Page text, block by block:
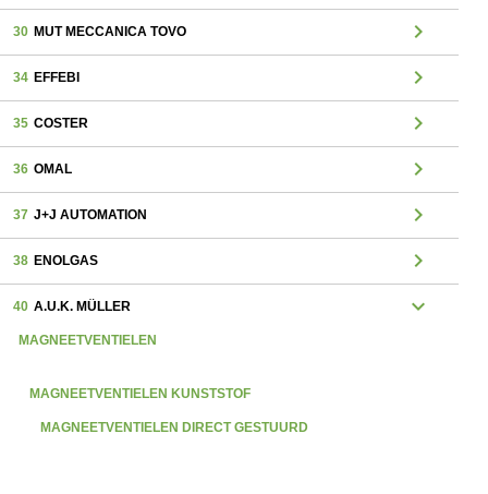
30 MUT MECCANICA TOVO chevron_right
34 EFFEBI chevron_right
35 COSTER chevron_right
36 OMAL chevron_right
37 J+J AUTOMATION chevron_right
38 ENOLGAS chevron_right
40 A.U.K. MÜLLER expand_more
MAGNEETVENTIELEN
MAGNEETVENTIELEN KUNSTSTOF
MAGNEETVENTIELEN DIRECT GESTUURD